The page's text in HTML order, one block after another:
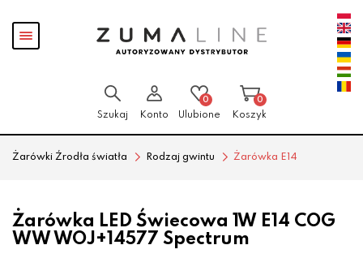
Pokaż
menu
Szukaj Konto
0
Ulubione
0
Koszyk
Żarówki Źrodła światła Rodzaj gwintu Żarówka E14
Żarówka LED Świecowa 1W E14 COG
WW WOJ+14577 Spectrum